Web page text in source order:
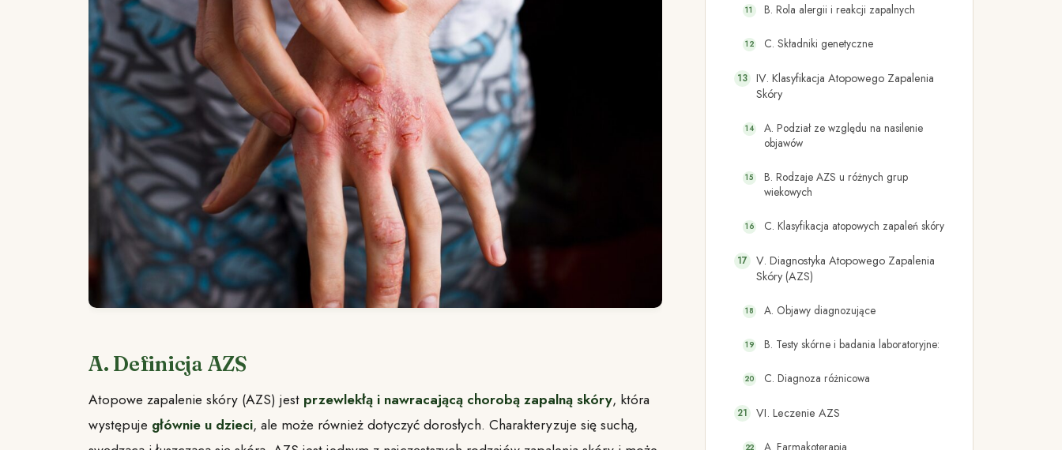
A. Definicja AZS
Atopowe zapalenie skóry (AZS) jest przewlekłą i nawracającą chorobą zapalną skóry, która
występuje głównie u dzieci, ale może również dotyczyć dorosłych. Charakteryzuje się suchą,
B. Rola alergii i reakcji zapalnych
C. Składniki genetyczne
IV. Klasyfikacja Atopowego Zapalenia
Skóry
A. Podział ze względu na nasilenie
objawów
B. Rodzaje AZS u różnych grup
wiekowych
C. Klasyfikacja atopowych zapaleń skóry
V. Diagnostyka Atopowego Zapalenia
Skóry (AZS)
A. Objawy diagnozujące
B. Testy skórne i badania laboratoryjne:
C. Diagnoza różnicowa
VI. Leczenie AZS
A. Farmakoterapia